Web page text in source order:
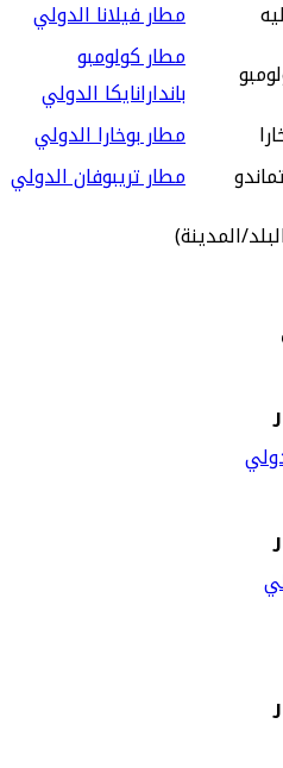
مطار فيلانا الدولي
مطار كولومبو
باندارانايكا الدولي
مطار بوخارا الدولي
مطار تريبوفان الدولي
المدينة)